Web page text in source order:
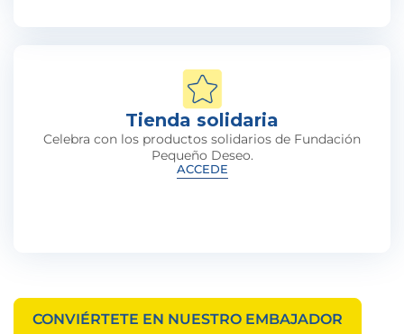
Tienda solidaria
Celebra con los productos solidarios de Fundación
Pequeño Deseo.
ACCEDE
CONVIÉRTETE EN NUESTRO EMBAJADOR